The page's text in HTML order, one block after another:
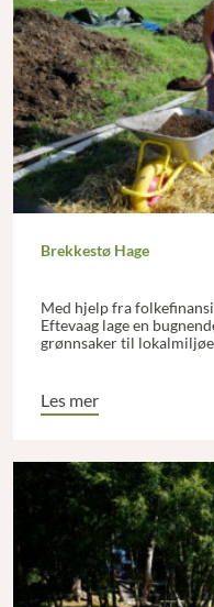
Brekkestø Hage
Med hjelp fra
Eftevaag lage en
grønnsaker til
Les mer